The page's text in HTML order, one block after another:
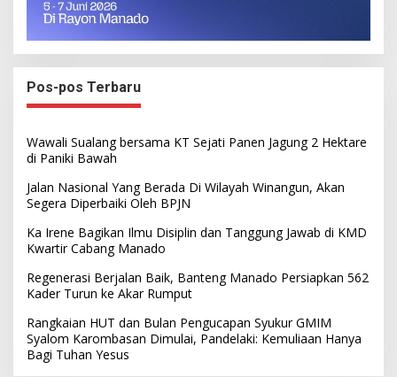
Pos-pos Terbaru
Wawali Sualang bersama KT Sejati Panen Jagung 2 Hektare
di Paniki Bawah
Jalan Nasional Yang Berada Di Wilayah Winangun, Akan
Segera Diperbaiki Oleh BPJN
Ka Irene Bagikan Ilmu Disiplin dan Tanggung Jawab di KMD
Kwartir Cabang Manado
Regenerasi Berjalan Baik, Banteng Manado Persiapkan 562
Kader Turun ke Akar Rumput
Rangkaian HUT dan Bulan Pengucapan Syukur GMIM
Syalom Karombasan Dimulai, Pandelaki: Kemuliaan Hanya
Bagi Tuhan Yesus